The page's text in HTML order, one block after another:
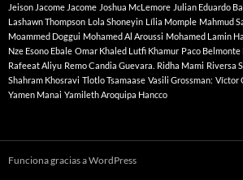
Jeison Jacome Jacome Joshua McLemore Julian Eduardo
Lashawn Thompson Lola Shoneyin Lília Momple Mahmud
Moammed Doggui Mohamed Al Aroussi Mohamed Lamin
Nze Esono Ebale Omar Khaled Lutfi Khamur Paco Belmonte
Rafeeat Aliyu Remo Candia Guevara. Ridha Mami Riversa
Shahram Khosravi Tlotlo Tsamaase Vasili Grossman: Víctor
Yamen Manai Yamileth Aroquipa Hancco
Funciona gracias a WordPress